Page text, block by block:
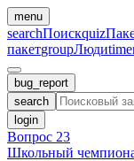
menu
searchПоискquiz
пакетgroupЛюди
bug_report
search
login
Вопрос 23
Школьный